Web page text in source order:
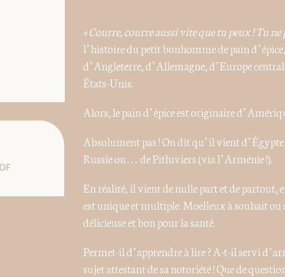
« Courre, courre aussi vite que tu peux ! Tu
l’histoire du petit bonhomme de pain
d’Angleterre, d’Allemagne, d’Europe
États-Unis.
Alors, le pain d’épice est originaire
Absolument pas ! On dit qu’il vient
Russie ou… de Pithiviers (via l’Arménie !).
En réalité, il vient de nulle part et de partout,
est unique et multiple. Moelleux à souhait
délicieuse et bon pour la santé.
Permet-il d’apprendre à lire ? A-t-il servi
sujet attestant de sa notoriété ! Que de